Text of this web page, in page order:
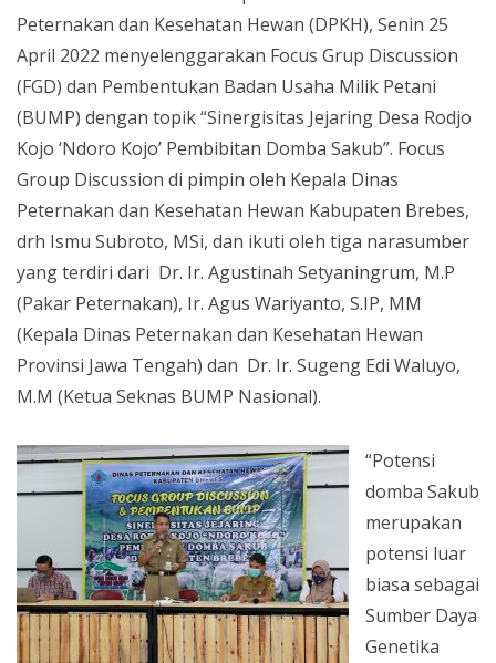
Peternakan dan Kesehatan Hewan (DPKH), Senin 25
April 2022 menyelenggarakan Focus Grup Discussion
(FGD) dan Pembentukan Badan Usaha Milik Petani
(BUMP) dengan topik “Sinergisitas Jejaring Desa Rodjo
Kojo ‘Ndoro Kojo’ Pembibitan Domba Sakub”. Focus
Group Discussion di pimpin oleh Kepala Dinas
Peternakan dan Kesehatan Hewan Kabupaten Brebes,
drh Ismu Subroto, MSi, dan ikuti oleh tiga narasumber
yang terdiri dari Dr. Ir. Agustinah Setyaningrum, M.P
(Pakar Peternakan), Ir. Agus Wariyanto, S.IP, MM
(Kepala Dinas Peternakan dan Kesehatan Hewan
Provinsi Jawa Tengah) dan Dr. Ir. Sugeng Edi Waluyo,
M.M (Ketua Seknas BUMP Nasional).
“Potensi
domba Sakub
merupakan
potensi luar
biasa sebagai
Sumber Daya
Genetika